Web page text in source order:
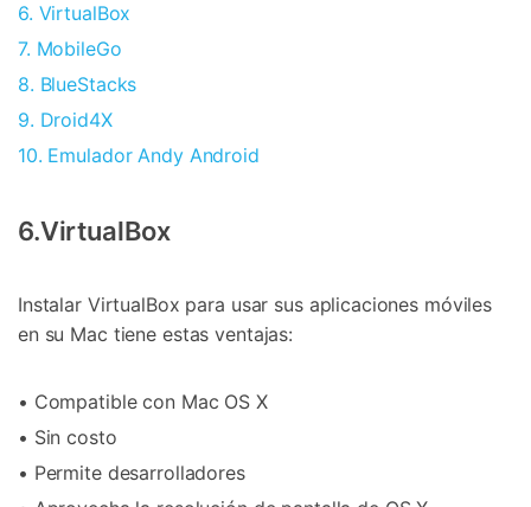
6. VirtualBox
7. MobileGo
8. BlueStacks
9. Droid4X
10. Emulador Andy Android
6.VirtualBox
Instalar VirtualBox para usar sus aplicaciones móviles
en su Mac tiene estas ventajas:
• Compatible con Mac OS X
• Sin costo
• Permite desarrolladores